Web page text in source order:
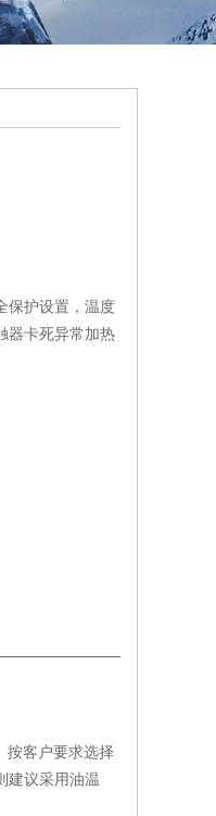
保护设置，温度
器卡死异常加热
客户要求选择
建议采用油温